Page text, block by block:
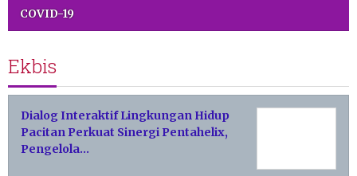
COVID-19
Ekbis
Dialog Interaktif Lingkungan Hidup
Pacitan Perkuat Sinergi Pentahelix,
Pengelola…